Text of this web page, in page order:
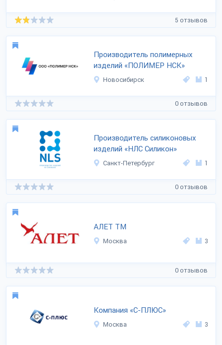
5 отзывов
Производитель полимерных
изделий «ПОЛИМЕР НСК»
Новосибирск 1
0 отзывов
Производитель силиконовых
изделий «НЛС Силикон»
Санкт-Петербург 1
0 отзывов
АЛЕТ ТМ
Москва 3
0 отзывов
Компания «С-ПЛЮС»
Москва 3